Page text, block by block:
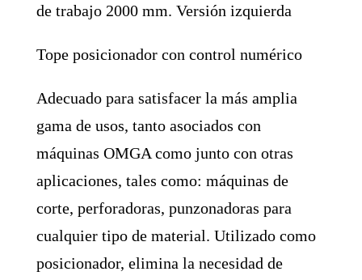
de trabajo 2000 mm. Versión izquierda
Tope posicionador con control numérico
Adecuado para satisfacer la más amplia
gama de usos, tanto asociados con
máquinas OMGA como junto con otras
aplicaciones, tales como: máquinas de
corte, perforadoras, punzonadoras para
cualquier tipo de material. Utilizado como
posicionador, elimina la necesidad de